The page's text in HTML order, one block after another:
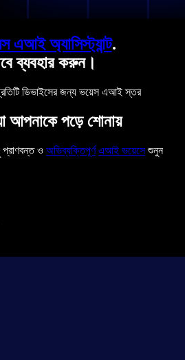
এআই অ্যাসিস্ট্যান্ট.
ব্যবহার করুন।
ডিভাইসের জন্য ভয়েস এআই স্তর
পড়ে শোনায়
ও অভিব্যক্তিপূর্ণ এআই ভয়েসেশুনুন